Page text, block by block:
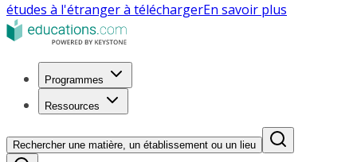
études à l'étranger à téléchargerEn savoir plus
Programmes
Ressources
Rechercher une matière, un établissement ou un lieu